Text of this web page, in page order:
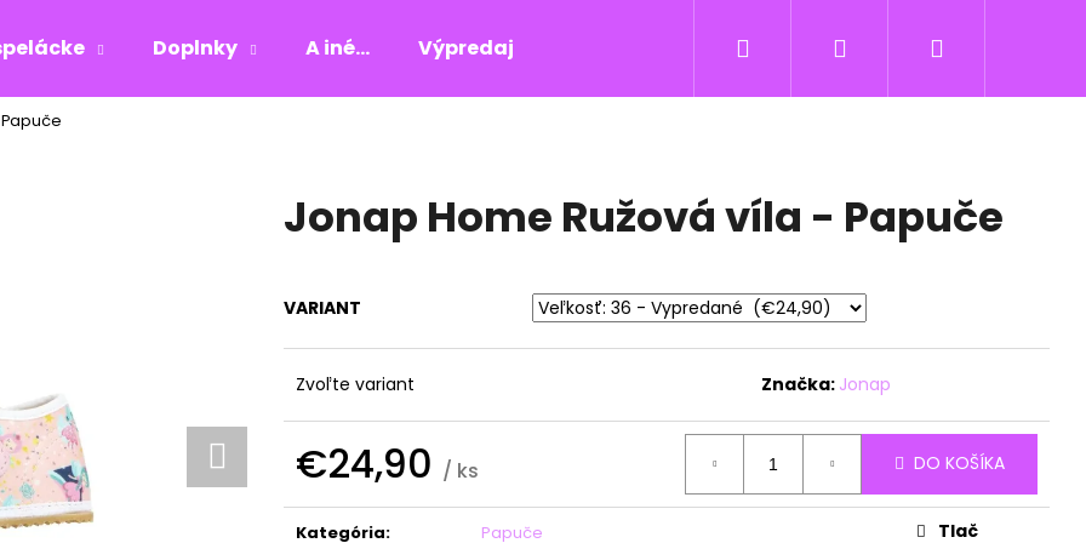
Doplnky A iné... Výpredaj Hľadať Prihlásenie
Jonap Home Ružová víla - Papuče
VARIANT
Zvoľte variant Značka: Jonap
€24,90 / ks
cena:
DO KOŠÍKA
Kategória:
Papuče
Tlač
Čo potrebujete nájsť?
HĽADAŤ